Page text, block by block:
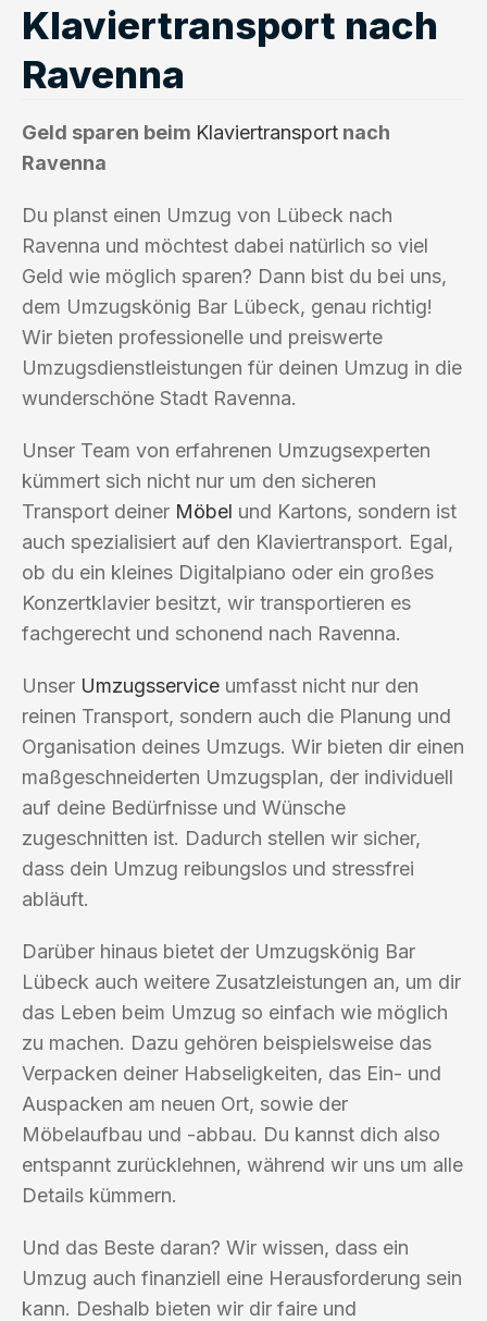
Klaviertransport nach
Ravenna
Geld sparen beim Klaviertransport nach
Ravenna
Du planst einen Umzug von Lübeck nach
Ravenna und möchtest dabei natürlich so viel
Geld wie möglich sparen? Dann bist du bei uns,
dem Umzugskönig Bar Lübeck, genau richtig!
Wir bieten professionelle und preiswerte
Umzugsdienstleistungen für deinen Umzug in die
wunderschöne Stadt Ravenna.
Unser Team von erfahrenen Umzugsexperten
kümmert sich nicht nur um den sicheren
Transport deiner Möbel und Kartons, sondern ist
auch spezialisiert auf den Klaviertransport. Egal,
ob du ein kleines Digitalpiano oder ein großes
Konzertklavier besitzt, wir transportieren es
fachgerecht und schonend nach Ravenna.
Unser Umzugsservice umfasst nicht nur den
reinen Transport, sondern auch die Planung und
Organisation deines Umzugs. Wir bieten dir einen
maßgeschneiderten Umzugsplan, der individuell
auf deine Bedürfnisse und Wünsche
zugeschnitten ist. Dadurch stellen wir sicher,
dass dein Umzug reibungslos und stressfrei
abläuft.
Darüber hinaus bietet der Umzugskönig Bar
Lübeck auch weitere Zusatzleistungen an, um dir
das Leben beim Umzug so einfach wie möglich
zu machen. Dazu gehören beispielsweise das
Verpacken deiner Habseligkeiten, das Ein- und
Auspacken am neuen Ort, sowie der
Möbelaufbau und -abbau. Du kannst dich also
entspannt zurücklehnen, während wir uns um alle
Details kümmern.
Und das Beste daran? Wir wissen, dass ein
Umzug auch finanziell eine Herausforderung sein
kann. Deshalb bieten wir dir faire und